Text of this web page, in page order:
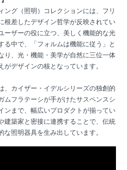
ング（照明）コレクションには、フリ
根差したデザイン哲学が反映されてい
ーザーの役に立つ、美しく機能的な光
る中で、「フォルムは機能に従う」と
り、光・機能・美学が自然に三位一体
デザインの核となっています。
、カイザー・イデルシリーズの独創的
ムフラテーシが手がけたサスペンスシ
ンまで、幅広いプロダクトが揃ってい
建築家と密接に連携することで、伝統
照明器具を生み出しています。